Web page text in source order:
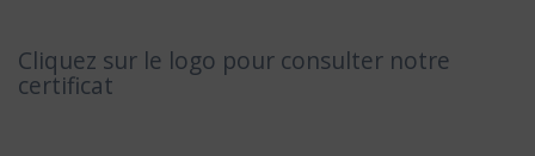
Cliquez sur le logo pour consulter notre
certificat